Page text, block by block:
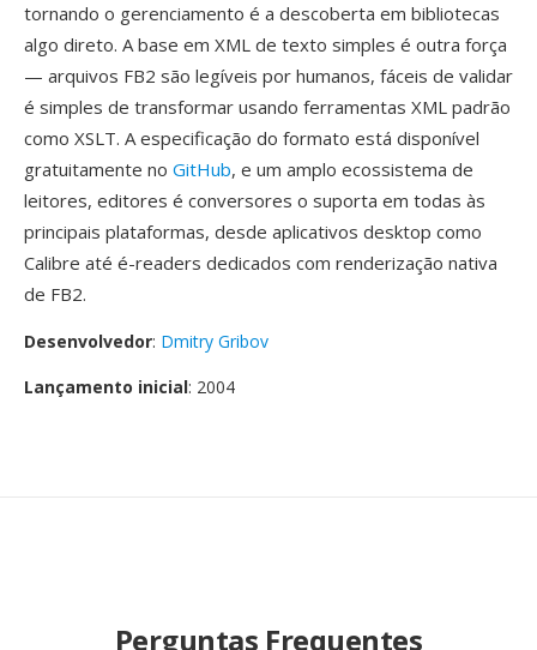
tornando o gerenciamento é a descoberta em bibliotecas
algo direto. A base em XML de texto simples é outra força
— arquivos FB2 são legíveis por humanos, fáceis de validar
é simples de transformar usando ferramentas XML padrão
como XSLT. A especificação do formato está disponível
gratuitamente no GitHub, e um amplo ecossistema de
leitores, editores é conversores o suporta em todas às
principais plataformas, desde aplicativos desktop como
Calibre até é-readers dedicados com renderização nativa
de FB2.
Desenvolvedor: Dmitry Gribov
Lançamento inicial: 2004
Perguntas Frequentes